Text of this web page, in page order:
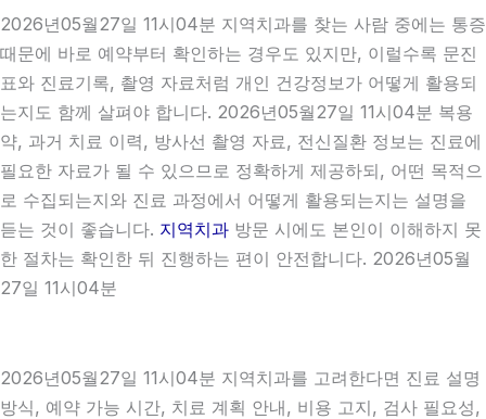
2026년05월27일 11시04분 지역치과를 찾는 사람 중에는 통증
때문에 바로 예약부터 확인하는 경우도 있지만, 이럴수록 문진
표와 진료기록, 촬영 자료처럼 개인 건강정보가 어떻게 활용되
는지도 함께 살펴야 합니다. 2026년05월27일 11시04분 복용
약, 과거 치료 이력, 방사선 촬영 자료, 전신질환 정보는 진료에
필요한 자료가 될 수 있으므로 정확하게 제공하되, 어떤 목적으
로 수집되는지와 진료 과정에서 어떻게 활용되는지는 설명을
듣는 것이 좋습니다. 지역치과 방문 시에도 본인이 이해하지 못
한 절차는 확인한 뒤 진행하는 편이 안전합니다. 2026년05월
27일 11시04분
2026년05월27일 11시04분 지역치과를 고려한다면 진료 설명
방식, 예약 가능 시간, 치료 계획 안내, 비용 고지, 검사 필요성,